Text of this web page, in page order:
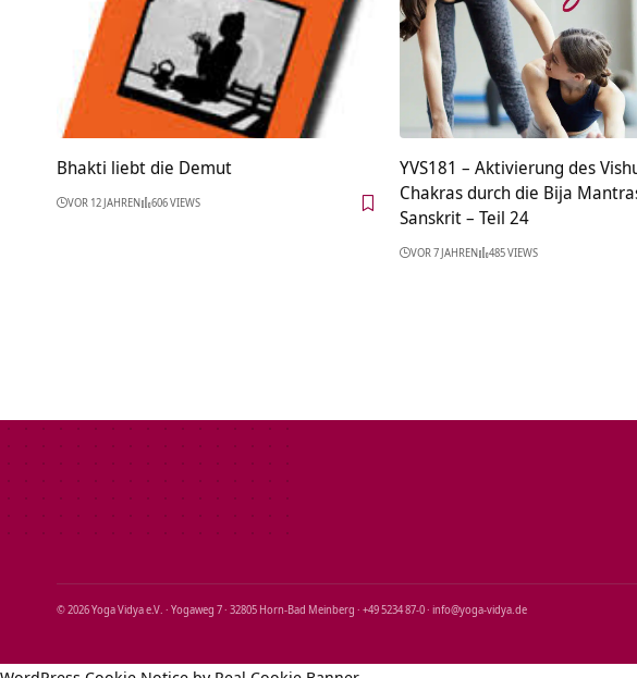
Bhakti liebt die Demut
VOR 12 JAHREN 606 VIEWS
YVS181 – Aktivierung des
Chakras durch die Bija
Sanskrit – Teil 24
VOR 7 JAHREN 485 VIEWS
© 2026 Yoga Vidya e.V. · Yogaweg 7 · 32805 Horn‑Bad Meinberg · +49 5234 87‑0 · info@yoga‑vidya.de